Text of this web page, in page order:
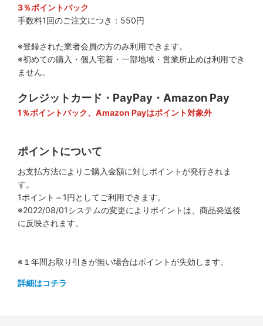
3％ポイントバック
手数料1回のご注文につき：550円
※登録された業者会員の方のみ利用できます。
※初めての購入・個人宅着・一部地域・営業所止めは利用でき
ません。
クレジットカード・PayPay・Amazon Pay
1％ポイントバック、Amazon Payはポイント対象外
ポイントについて
お支払方法によりご購入金額に対しポイントが発行されま
す。
1ポイント＝1円としてご利用できます。
※2022/08/01システムの変更によりポイントは、商品発送後
に反映されます。
※１年間お取り引きが無い場合はポイントが失効します。
詳細はコチラ